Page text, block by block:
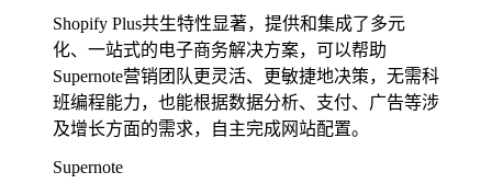
Shopify Plus共生特性显著，提供和集成了多元
化、一站式的电子商务解决方案，可以帮助
Supernote营销团队更灵活、更敏捷地决策，无需科
班编程能力，也能根据数据分析、支付、广告等涉
及增长方面的需求，自主完成网站配置。
Supernote